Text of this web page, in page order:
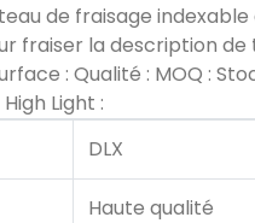
de fraisage indexable
fraiser la description de
: Qualité : MOQ :
Light :
DLX
Haute qualité